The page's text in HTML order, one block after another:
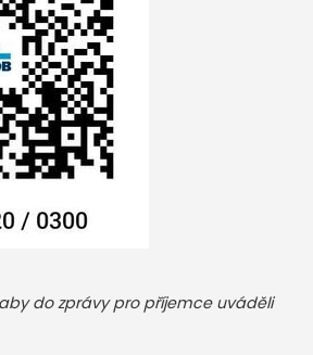
do zprávy pro příjemce uváděli